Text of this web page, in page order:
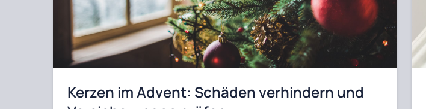
Kerzen im Advent: Schäden verhindern und